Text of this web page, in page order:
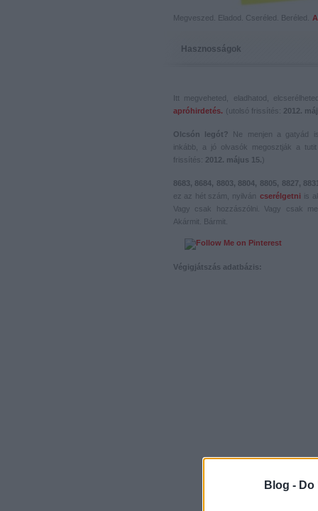
Blog -
Megveszed. Eladod. Cseréled. Beréled.
Hasznosságok
Itt megveheted, eladhatod,
apróhirdetés. (utolsó frissítés: 2012.
Olcsón legót? Ne menjen a gatyád
inkább, a jó olvasók megosztják a
frissítés: 2012. május 15.)
8683, 8684, 8803, 8804, 8805, 8827, 8831
ez az hét szám, nyilván
cserélgetni
is
Vagy csak hozzászólni. Vagy csak
Akármit. Bármit.
Végigjátszás adatbázis: